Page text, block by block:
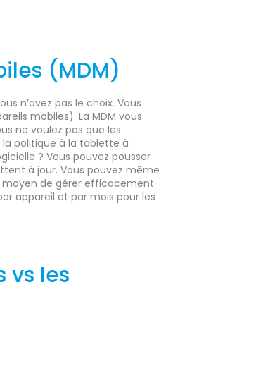
(MDM)
n’avez pas le choix. Vous
mobiles). La MDM vous
ne voulez pas que les
politique à la tablette à
? Vous pouvez pousser
à jour. Vous pouvez même
moyen de gérer efficacement
appareil et par mois pour les
vs les